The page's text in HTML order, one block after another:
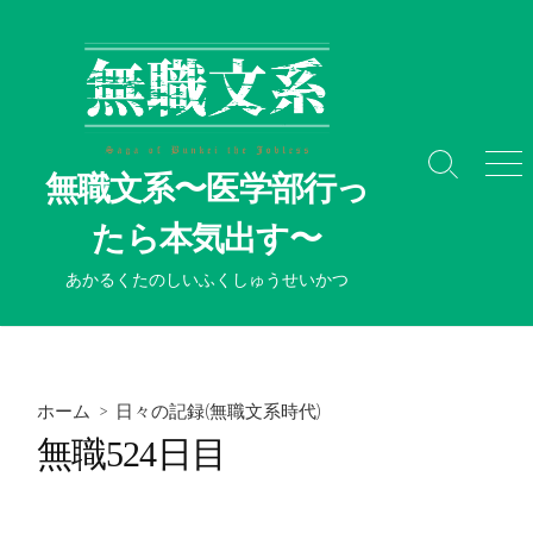
無職文系〜医学部行っ
たら本気出す〜
あかるくたのしいふくしゅうせいかつ
検
メ
ホーム > 日々の記録(無職文系時代)
無職524日目